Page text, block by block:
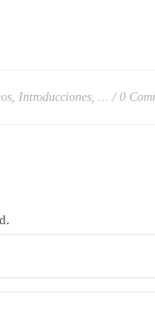
Introducciones, ... 0